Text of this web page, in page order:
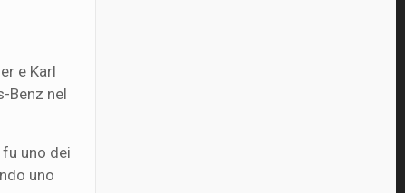
e Karl
Benz nel
uno dei
uno